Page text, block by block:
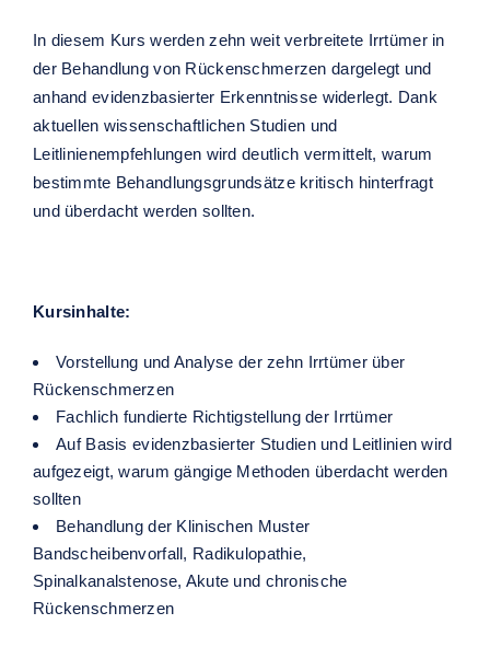
In diesem Kurs werden zehn weit verbreitete Irrtümer in
der Behandlung von Rückenschmerzen dargelegt und
anhand evidenzbasierter Erkenntnisse widerlegt. Dank
aktuellen wissenschaftlichen Studien und
Leitlinienempfehlungen wird deutlich vermittelt, warum
bestimmte Behandlungsgrundsätze kritisch hinterfragt
und überdacht werden sollten.
Kursinhalte:
Vorstellung und Analyse der zehn Irrtümer über
Rückenschmerzen
Fachlich fundierte Richtigstellung der Irrtümer
Auf Basis evidenzbasierter Studien und Leitlinien wird
aufgezeigt, warum gängige Methoden überdacht werden
sollten
Behandlung der Klinischen Muster
Bandscheibenvorfall, Radikulopathie,
Spinalkanalstenose, Akute und chronische
Rückenschmerzen